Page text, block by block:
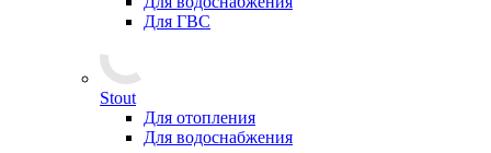
Для ГВС
Stout
Для отопления
Для водоснабжения